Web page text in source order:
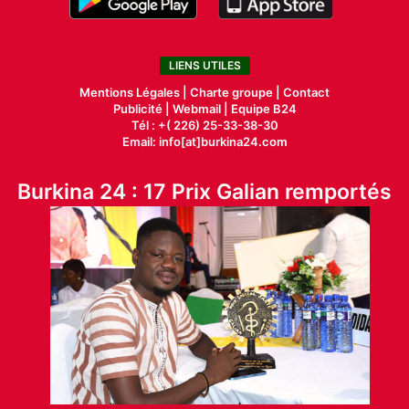
LIENS UTILES
Mentions Légales | Charte groupe | Contact
Publicité| Webmail |
Equipe B24
Tél : +( 226) 25-33-38-30
Email: info[at]burkina24.com
Burkina 24 : 17 Prix Galian remportés